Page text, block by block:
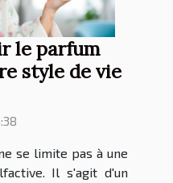
le parfum
style de vie
se limite pas à une
Il s'agit d'un